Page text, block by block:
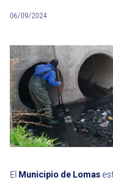
06/09/2024
El Municipio de Lomas